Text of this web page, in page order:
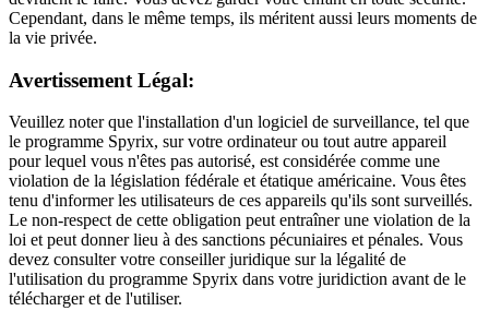
Cependant, dans le même temps, ils méritent aussi leurs moments de
la vie privée.
Avertissement Légal:
Veuillez noter que l'installation d'un logiciel de surveillance, tel que
le programme Spyrix, sur votre ordinateur ou tout autre appareil
pour lequel vous n'êtes pas autorisé, est considérée comme une
violation de la législation fédérale et étatique américaine. Vous êtes
tenu d'informer les utilisateurs de ces appareils qu'ils sont surveillés.
Le non-respect de cette obligation peut entraîner une violation de la
loi et peut donner lieu à des sanctions pécuniaires et pénales. Vous
devez consulter votre conseiller juridique sur la légalité de
l'utilisation du programme Spyrix dans votre juridiction avant de le
télécharger et de l'utiliser.